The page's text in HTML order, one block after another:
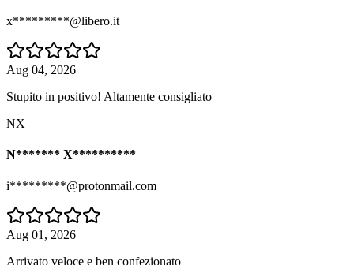
x*********@libero.it
Aug 04, 2026
Stupito in positivo! Altamente consigliato
NX
N******* X**********
i*********@protonmail.com
Aug 01, 2026
Arrivato veloce e ben confezionato